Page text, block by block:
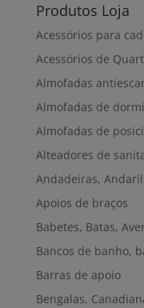
Produtos Loja
Acessórios para
Acessórios de
Almofadas
Almofadas de
Almofadas de
Alteadores de
Andadeiras,
Apoios de braços
Babetes, Batas,
Bancos de banho,
Barras de apoio
Bengalas,